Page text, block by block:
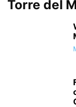
Torre del